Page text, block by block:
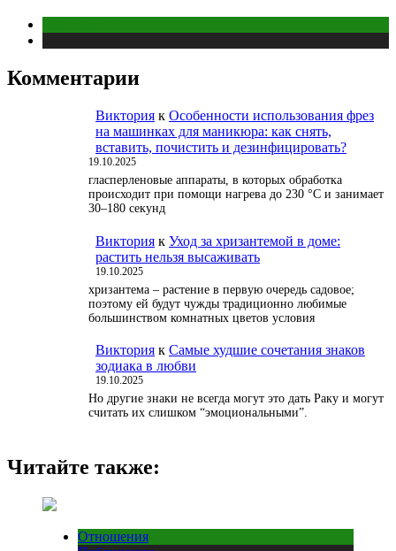
Комментарии
Виктория к Особенности использования фрез
на машинках для маникюра: как снять,
вставить, почистить и дезинфицировать?
19.10.2025
гласперленовые аппараты, в которых обработка
происходит при помощи нагрева до 230 °С и занимает
30–180 секунд
Виктория к Уход за хризантемой в доме:
растить нельзя высаживать
19.10.2025
хризантема – растение в первую очередь садовое;
поэтому ей будут чужды традиционно любимые
большинством комнатных цветов условия
Виктория к Самые худшие сочетания знаков
зодиака в любви
19.10.2025
Но другие знаки не всегда могут это дать Раку и могут
считать их слишком “эмоциональными”.
Читайте также:
Отношения